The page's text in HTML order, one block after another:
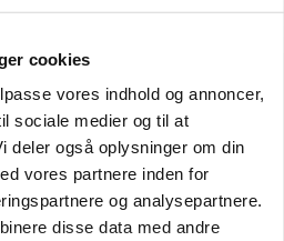
cookies
vores indhold og annoncer,
sociale medier og til at
deler også oplysninger om din
vores partnere inden for
og analysepartnere.
disse data med andre